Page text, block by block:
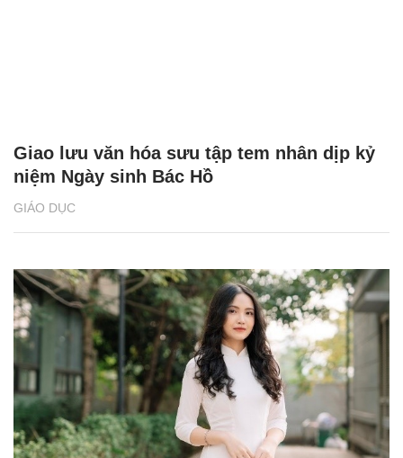
GIÁO DỤC
Giao lưu văn hóa sưu tập tem nhân dịp kỷ
niệm Ngày sinh Bác Hồ